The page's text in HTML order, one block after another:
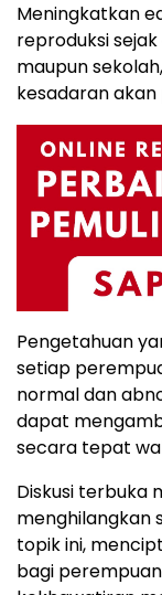
Meningkatkan
reproduksi
maupun
kesadaran akan
Pengetahuan
setiap
normal dan
dapat
secara tepat
Diskusi terbuka
menghilangkan
topik ini,
bagi